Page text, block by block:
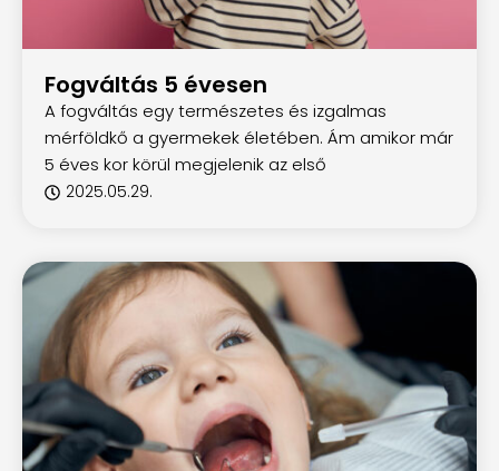
Fogváltás 5 évesen
A fogváltás egy természetes és izgalmas
mérföldkő a gyermekek életében. Ám amikor már
5 éves kor körül megjelenik az első
2025.05.29.